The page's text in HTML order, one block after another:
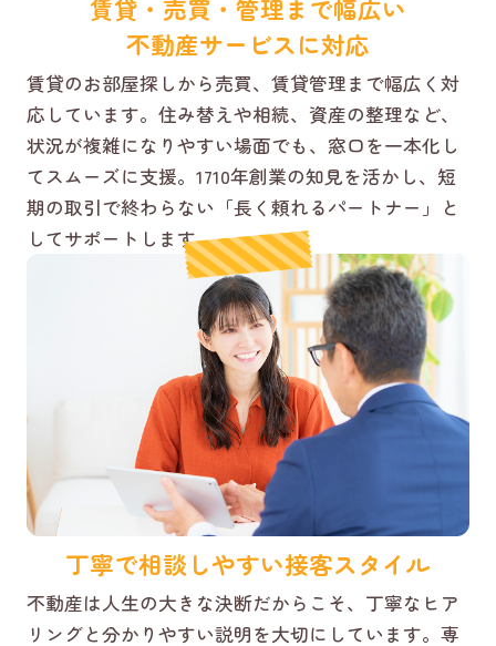
賃貸・売買・管理まで幅広い
不動産サービスに対応
賃貸のお部屋探しから売買、賃貸管理まで幅広く対
応しています。住み替えや相続、資産の整理など、
状況が複雑になりやすい場面でも、窓口を一本化し
てスムーズに支援。1710年創業の知見を活かし、短
期の取引で終わらない「長く頼れるパートナー」と
してサポートします。
丁寧で相談しやすい接客スタイル
不動産は人生の大きな決断だからこそ、丁寧なヒア
リングと分かりやすい説明を大切にしています。専